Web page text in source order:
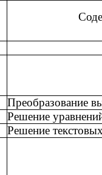
Преобразование
Решение
Решение